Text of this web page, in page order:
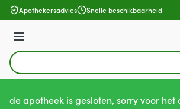
Ga naar de inhoud
Apothekersadvies Snelle beschikbaarheid
Menu
Product, merk, categorie...
de apotheek is gesloten, sorry voor het